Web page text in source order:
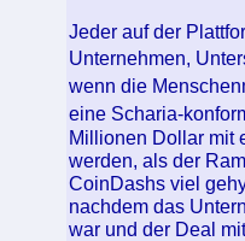
Jeder auf der
Unternehmen,
wenn die
eine Scharia-
Millionen Dollar mit
werden, als der
CoinDashs viel
nachdem das
war und der Deal